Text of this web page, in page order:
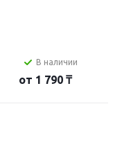
В наличии
от 1 790 ₸